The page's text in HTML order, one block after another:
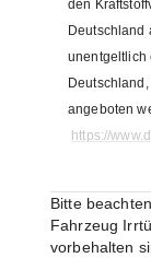
den
Deutschland
unentgeltlich
angeboten
https://
Bitte
Fahrzeug
vorbehalten